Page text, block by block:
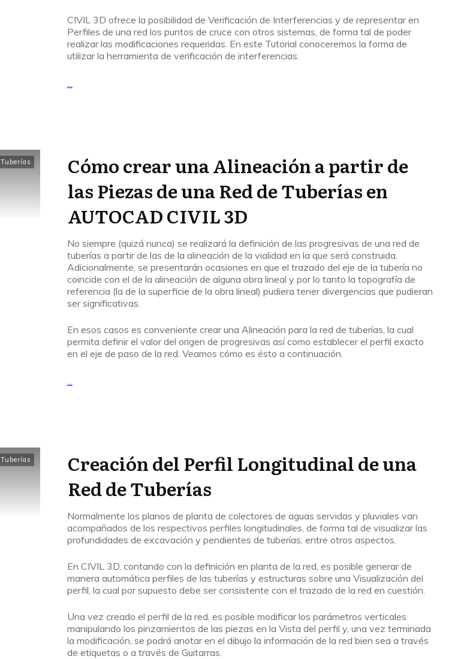
CIVIL 3D ofrece la posibilidad de Verificación de Interferencias y de representar en
Perfiles de una red los puntos de cruce con otros sistemas, de forma tal de poder
realizar las modificaciones requeridas. En este Tutorial conoceremos la forma de
utilizar la herramienta de verificación de interferencias.
...
Tuberías
Cómo crear una Alineación a partir de
las Piezas de una Red de Tuberías en
AUTOCAD CIVIL 3D
No siempre (quizá nunca) se realizará la definición de las progresivas de una red de
tuberías a partir de las de la alineación de la vialidad en la que será construida.
Adicionalmente, se presentarán ocasiones en que el trazado del eje de la tubería no
coincide con el de la alineación de alguna obra lineal y por lo tanto la topografía de
referencia (la de la superficie de la obra lineal) pudiera tener divergencias que pudieran
ser significativas.
En esos casos es conveniente crear una Alineación para la red de tuberías, la cual
permita definir el valor del origen de progresivas así como establecer el perfil exacto
en el eje de paso de la red. Veamos cómo es ésto a continuación.
...
Tuberías
Creación del Perfil Longitudinal de una
Red de Tuberías
Normalmente los planos de planta de colectores de aguas servidas y pluviales van
acompañados de los respectivos perfiles longitudinales, de forma tal de visualizar las
profundidades de excavación y pendientes de tuberías, entre otros aspectos.
En CIVIL 3D, contando con la definición en planta de la red, es posible generar de
manera automática perfiles de las tuberías y estructuras sobre una Visualización del
perfil, la cual por supuesto debe ser consistente con el trazado de la red en cuestión.
Una vez creado el perfil de la red, es posible modificar los parámetros verticales
manipulando los pinzamientos de las piezas en la Vista del perfil y, una vez terminada
la modificación, se podrá anotar en el dibujo la información de la red bien sea a través
de etiquetas o a través de Guitarras.